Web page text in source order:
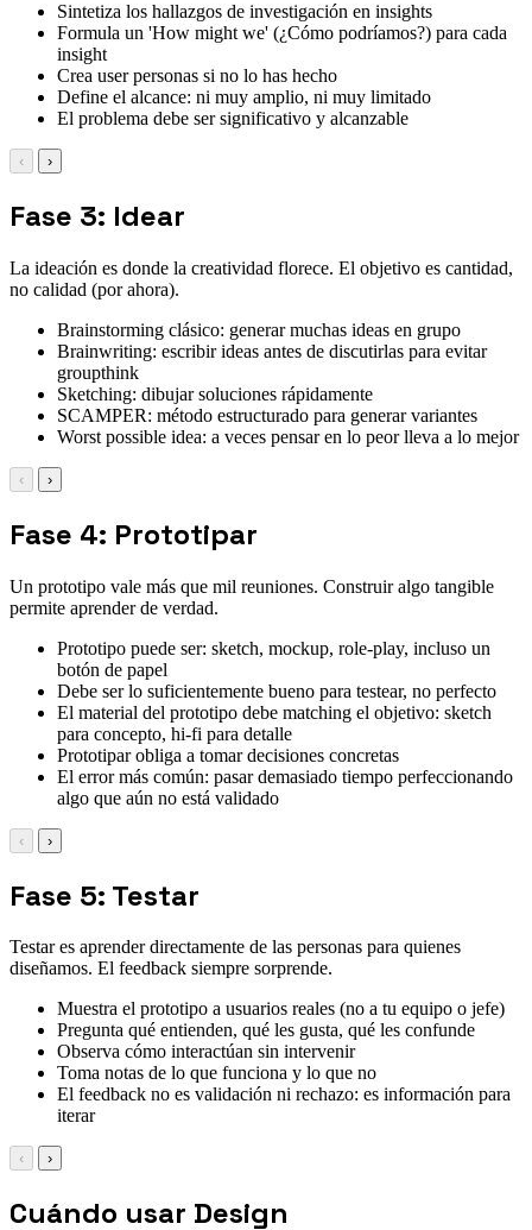
Sintetiza los hallazgos de investigación en insights
Formula un 'How might we' (¿Cómo podríamos?) para cada
insight
Crea user personas si no lo has hecho
Define el alcance: ni muy amplio, ni muy limitado
El problema debe ser significativo y alcanzable
‹ ›
Fase 3: Idear
La ideación es donde la creatividad florece. El objetivo es cantidad,
no calidad (por ahora).
Brainstorming clásico: generar muchas ideas en grupo
Brainwriting: escribir ideas antes de discutirlas para evitar
groupthink
Sketching: dibujar soluciones rápidamente
SCAMPER: método estructurado para generar variantes
Worst possible idea: a veces pensar en lo peor lleva a lo mejor
‹ ›
Fase 4: Prototipar
Un prototipo vale más que mil reuniones. Construir algo tangible
permite aprender de verdad.
Prototipo puede ser: sketch, mockup, role-play, incluso un
botón de papel
Debe ser lo suficientemente bueno para testear, no perfecto
El material del prototipo debe matching el objetivo: sketch
para concepto, hi-fi para detalle
Prototipar obliga a tomar decisiones concretas
El error más común: pasar demasiado tiempo perfeccionando
algo que aún no está validado
‹ ›
Fase 5: Testar
Testar es aprender directamente de las personas para quienes
diseñamos. El feedback siempre sorprende.
Muestra el prototipo a usuarios reales (no a tu equipo o jefe)
Pregunta qué entienden, qué les gusta, qué les confunde
Observa cómo interactúan sin intervenir
Toma notas de lo que funciona y lo que no
El feedback no es validación ni rechazo: es información para
iterar
‹ ›
Cuándo usar Design